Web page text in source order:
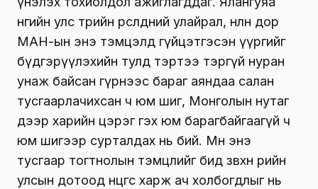
өнөөгийн улс төрийн өрсөлдөөний улайрал, нөлөөн дор
МАН-ын энэ тэмцэлд гүйцэтгэсэн үүргийг
бүдгэрүүлэхийн тулд тэртээ тэргүй нуран
унаж байсан гүрнээс бараг аяндаа салан
тусгаарлачихсан ч юм шиг, Монголын нутаг
дээр харийн цэрэг гэх юм барагбайгаагүй ч
юм шигээр сурталдах нь бий. Мөн энэ
тусгаар тогтнолын тэмцлийг бид зөвхөн өөрийн
улсын дотоод өнцгөөсөө харж ач холбогдлыг нь